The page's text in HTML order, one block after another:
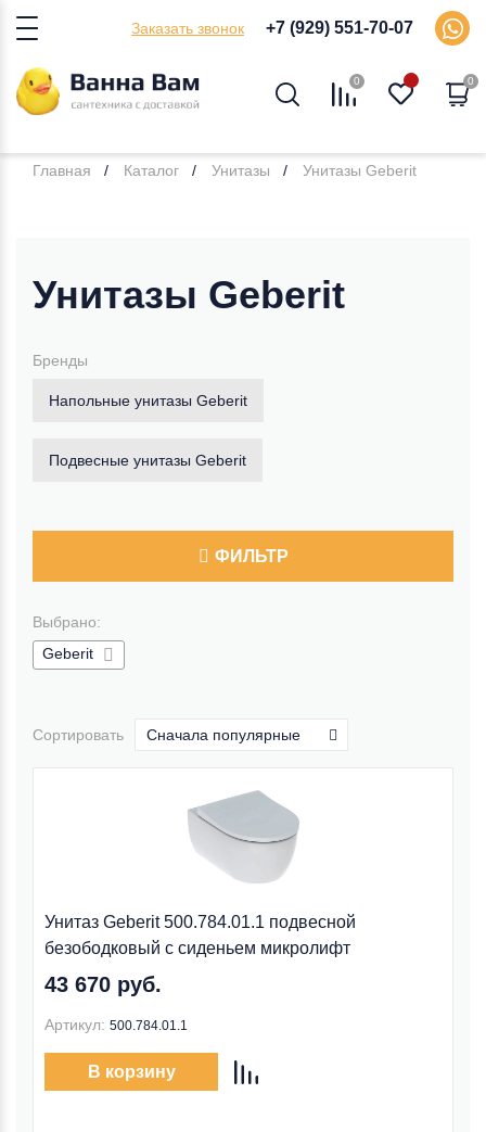
Заказать звонок +7 (929) 551-70-07
0 0
Главная Каталог Унитазы Унитазы Geberit
Унитазы Geberit
Бренды
Напольные унитазы Geberit
Подвесные унитазы Geberit
ФИЛЬТР
Выбрано:
Geberit
Сортировать Сначала популярные
Унитаз Geberit 500.784.01.1 подвесной
безободковый с сиденьем микролифт
43 670 руб.
Артикул: 500.784.01.1
В корзину